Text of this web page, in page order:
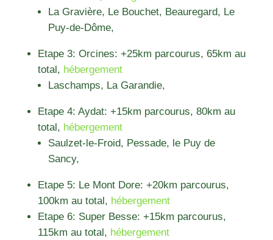
La Gravière, Le Bouchet, Beauregard, Le
Puy-de-Dôme,
Etape 3: Orcines: +25km parcourus, 65km au
total, hébergement
Laschamps, La Garandie,
Etape 4: Aydat: +15km parcourus, 80km au
total, hébergement
Saulzet-le-Froid, Pessade, le Puy de
Sancy,
Etape 5: Le Mont Dore: +20km parcourus,
100km au total, hébergement
Etape 6: Super Besse: +15km parcourus,
115km au total, hébergement